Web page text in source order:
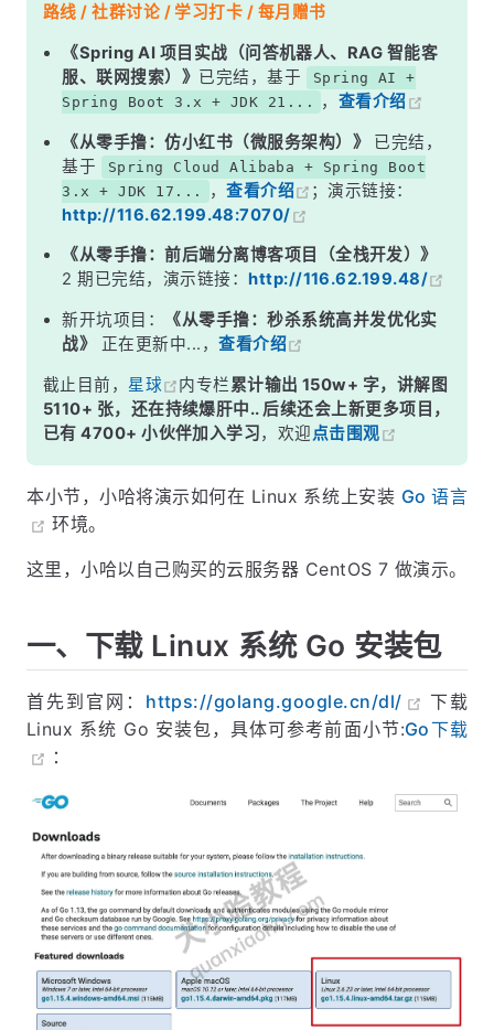
路线 / 社群讨论 / 学习打卡 / 每月赠书
《Spring AI 项目实战（问答机器人、RAG 智能客
服、联网搜索）》 已完结，基于
Spring AI +
Spring Boot 3.x + JDK 21...
， 查看介绍
《从零手撸：仿小红书（微服务架构）》
已完结，
基于
Spring Cloud Alibaba + Spring Boot
3.x + JDK 17...
，查看介绍
；演示链接：
http://116.62.199.48:7070/
《从零手撸：前后端分离博客项目（全栈开发）》
2 期已完结，演示链接： http://116.62.199.48/
新开坑项目：
《从零手撸：秒杀系统高并发优化实
战》
正在更新中...，查看介绍
截止目前， 星球 内专栏累计输出 150w+ 字，讲解图
5110+ 张，还在持续爆肝中.. 后续还会上新更多项目，
已有 4700+ 小伙伴加入学习，欢迎点击围观
本小节，小哈将演示如何在 Linux 系统上安装 Go 语言
环境。
这里，小哈以自己购买的云服务器 CentOS 7 做演示。
一、下载 Linux 系统 Go 安装包
首先到官网： https://golang.google.cn/dl/
下载
Linux 系统 Go 安装包，具体可参考前面小节:Go下载
：